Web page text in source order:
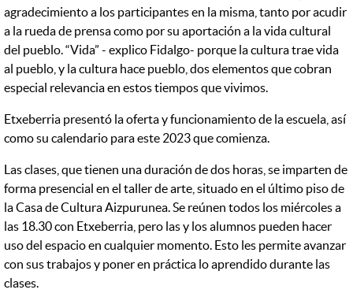
agradecimiento a los participantes en la misma, tanto por acudir
a la rueda de prensa como por su aportación a la vida cultural
del pueblo. “Vida” - explico Fidalgo- porque la cultura trae vida
al pueblo, y la cultura hace pueblo, dos elementos que cobran
especial relevancia en estos tiempos que vivimos.
Etxeberria presentó la oferta y funcionamiento de la escuela, así
como su calendario para este 2023 que comienza.
Las clases, que tienen una duración de dos horas, se imparten de
forma presencial en el taller de arte, situado en el último piso de
la Casa de Cultura Aizpurunea. Se reúnen todos los miércoles a
las 18.30 con Etxeberria, pero las y los alumnos pueden hacer
uso del espacio en cualquier momento. Esto les permite avanzar
con sus trabajos y poner en práctica lo aprendido durante las
clases.